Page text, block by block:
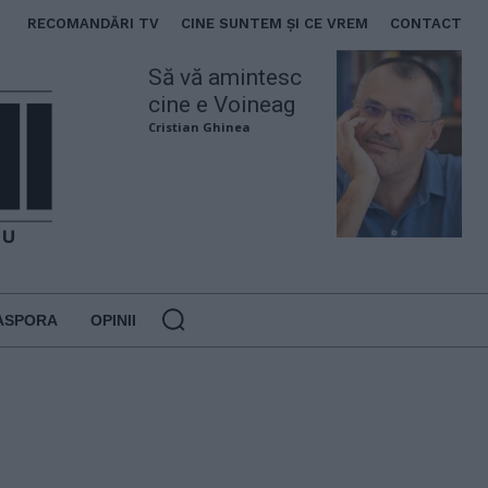
RECOMANDĂRI TV CINE SUNTEM ȘI CE VREM CONTACT
Să vă amintesc
cine e Voineag
Cristian Ghinea
OPINII